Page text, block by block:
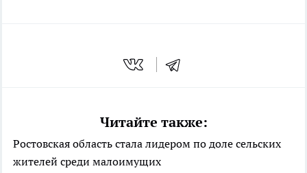
Читайте также:
Ростовская область стала лидером по доле сельских
жителей среди малоимущих